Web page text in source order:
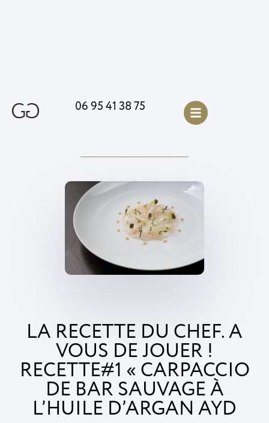
06 95 41 38 75
LA RECETTE DU CHEF. A
VOUS DE JOUER !
RECETTE#1 « CARPACCIO
DE BAR SAUVAGE À
L’HUILE D’ARGAN AYD